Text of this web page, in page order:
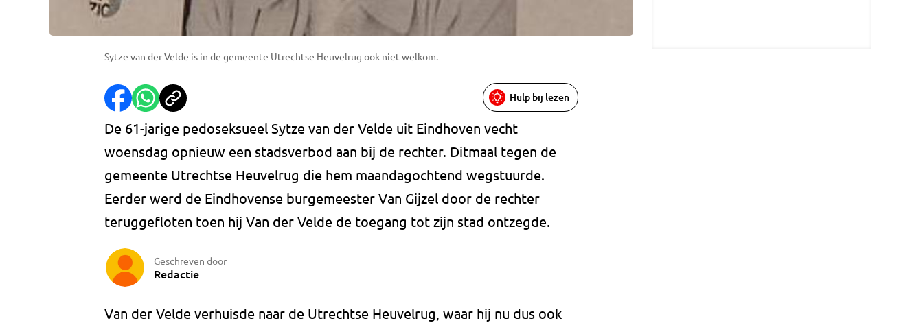
Sytze van der Velde is in de gemeente Utrechtse Heuvelrug ook niet welkom.
Hulp bij lezen
De 61-jarige pedoseksueel Sytze van der Velde uit Eindhoven vecht
woensdag opnieuw een stadsverbod aan bij de rechter. Ditmaal tegen de
gemeente Utrechtse Heuvelrug die hem maandagochtend wegstuurde.
Eerder werd de Eindhovense burgemeester Van Gijzel door de rechter
teruggefloten toen hij Van der Velde de toegang tot zijn stad ontzegde.
Geschreven door
Redactie
Van der Velde verhuisde naar de Utrechtse Heuvelrug, waar hij nu dus ook